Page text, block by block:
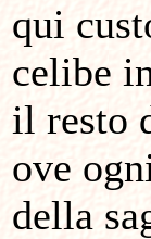
qui
celibe
il resto
ove
della